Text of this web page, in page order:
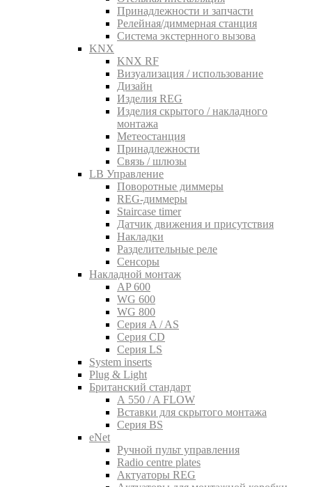
Принадлежности и запчасти
Релейная/диммерная станция
Система экстернного вызова
KNX
KNX RF
Визуализация / использование
Дизайн
Изделия REG
Изделия скрытого / накладного
монтажа
Метеостанция
Принадлежности
Связь / шлюзы
LB Управление
Поворотные диммеры
REG-диммеры
Staircase timer
Датчик движения и присутствия
Накладки
Разделительные реле
Сенсоры
Накладной монтаж
AP 600
WG 600
WG 800
Серия A / AS
Серия CD
Серия LS
System inserts
Plug & Light
Британский стандарт
A 550 / A FLOW
Вставки для скрытого монтажа
Серия BS
eNet
Pучной пульт управления
Radio centre plates
Актуаторы REG